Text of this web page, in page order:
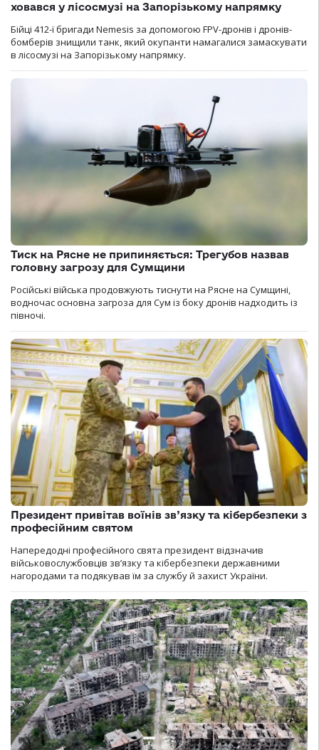
ховався у лісосмузі на Запорізькому напрямку
Бійці 412-ї бригади Nemesis за допомогою FPV-дронів і дронів-
бомберів знищили танк, який окупанти намагалися замаскувати
в лісосмузі на Запорізькому напрямку.
Тиск на Рясне не припиняється: Трегубов назвав
головну загрозу для Сумщини
Російські війська продовжують тиснути на Рясне на Сумщині,
водночас основна загроза для Сум із боку дронів надходить із
півночі.
Президент привітав воїнів зв’язку та кібербезпеки з
професійним святом
Напередодні професійного свята президент відзначив
військовослужбовців зв’язку та кібербезпеки державними
нагородами та подякував їм за службу й захист України.